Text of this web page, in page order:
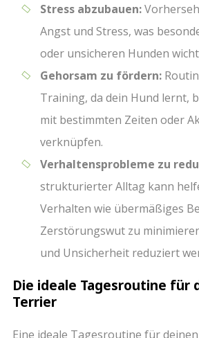
Stress abzubauen:
Angst und Stress, was
oder unsicheren Hunden
Gehorsam zu fördern:
Training, da dein Hund lernt,
mit bestimmten Zeiten oder
verknüpfen.
Verhaltensprobleme zu
strukturierter Alltag kann
Verhalten wie übermäßiges
Zerstörungswut zu
und Unsicherheit reduziert
Die ideale Tagesroutine für
Terrier
Eine ideale Tagesroutine für